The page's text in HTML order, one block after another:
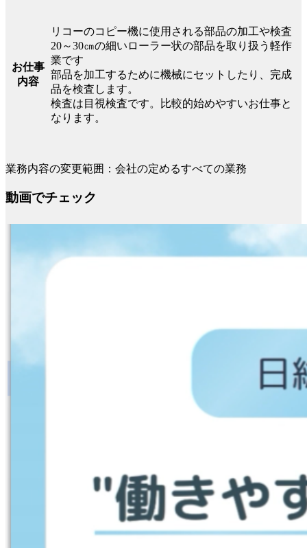
お仕事
内容
リコーのコピー機に使用される部品の加工や検査
20～30㎝の細いローラー状の部品を取り扱う軽作
業です
部品を加工するために機械にセットしたり、完成
品を検査します。
検査は目視検査です。比較的始めやすいお仕事と
なります。
業務内容の変更範囲：会社の定めるすべての業務
動画でチェック